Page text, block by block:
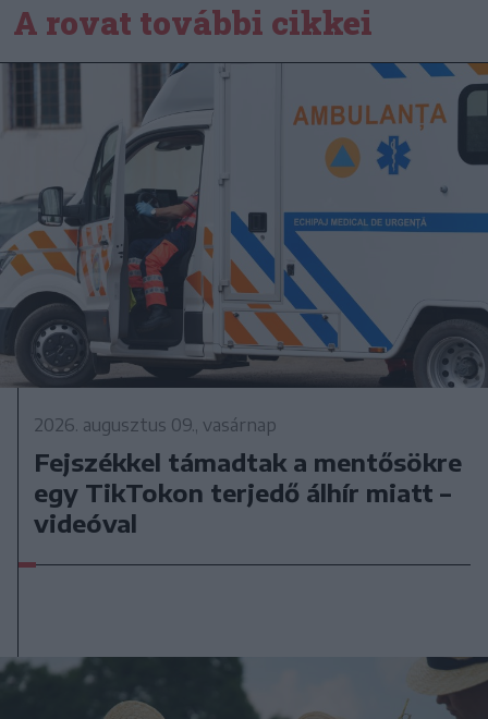
A rovat további cikkei
2026. augusztus 09., vasárnap
Fejszékkel támadtak a mentősökre
egy TikTokon terjedő álhír miatt –
videóval